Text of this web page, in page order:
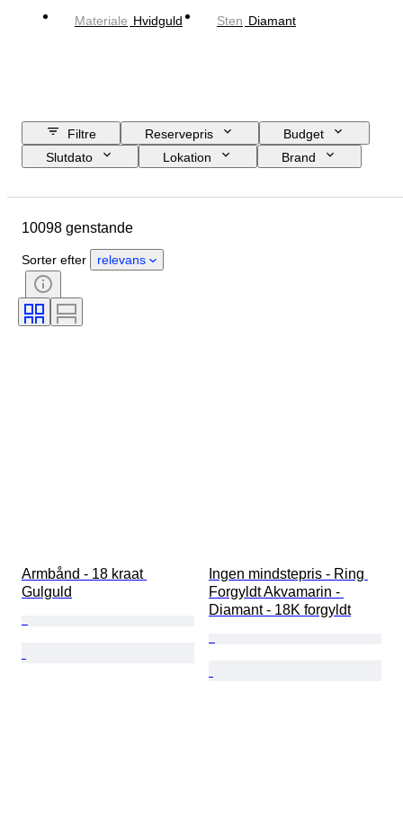
Materiale Hvidguld Sten Diamant
Filtre Reservepris
Budget
Slutdato
Lokation
Brand
Sten
Snit
Farvekategori
Størrelse på genstand
Ædelstensgennemsigtighed
10098 genstande
Sorter efter relevans
Armbånd - 18 kraat
Gulguld
Ingen mindstepris - Ring
Forgyldt Akvamarin -
Diamant - 18K forgyldt